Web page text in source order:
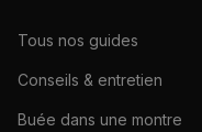
Tous nos guides
Conseils & entretien
Buée dans une montre